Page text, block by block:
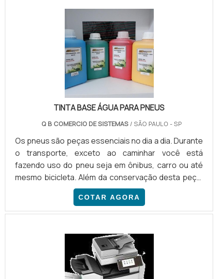
constantemente.DETALHES IMPORTANTES A SEREM
DESTACADOSAntes de iniciar o procedi.
TINTA BASE ÁGUA PARA PNEUS
Q B COMERCIO DE SISTEMAS / SÃO PAULO - SP
Os pneus são peças essenciais no dia a dia. Durante
o transporte, exceto ao caminhar você está
fazendo uso do pneu seja em ônibus, carro ou até
mesmo bicicleta. Além da conservação desta peça,
há informações que devem constar nela, como lote,
tamanho, etc. Por isso, a escolha da tinta é
importante. O uso de tinta base água para pneus é
trabalham ou precisam deixar uma marca na
peça.COMPLETAMENTE FAVORÁVEL AO MEIO
AMBIENTEAntes de tudo, vale lembrar que .
COTAR AGORA